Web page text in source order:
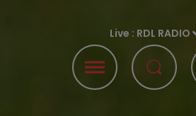
Live : RDL RADIO